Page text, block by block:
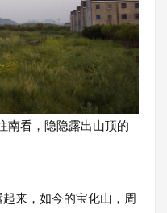
看，隐隐露出山顶的
来，如今的宝化山，周